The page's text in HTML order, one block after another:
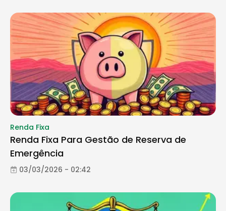
Renda Fixa
Renda Fixa Para Gestão de Reserva de
Emergência
03/03/2026 - 02:42